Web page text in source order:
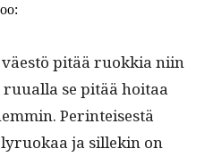
pitää ruokkia niin
se pitää hoitaa
Per­in­teis­es­tä
ja sillekin on